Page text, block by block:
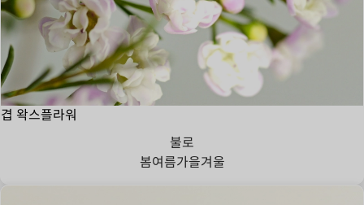
겹 왁스플라워
불로
봄여름가을겨울